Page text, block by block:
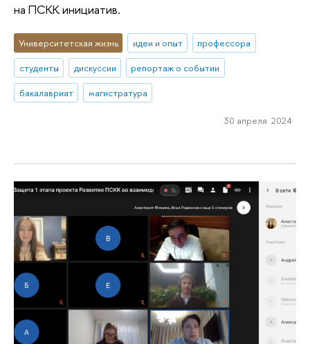
на ПСКК инициатив.
Университетская жизнь идеи и опыт
профессора
студенты
дискуссии
репортаж о событии
бакалавриат
магистратура
30 апреля 2024